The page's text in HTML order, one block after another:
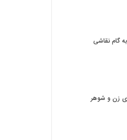
گام نقاشی
زن و شوهر